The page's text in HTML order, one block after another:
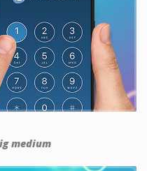
medium